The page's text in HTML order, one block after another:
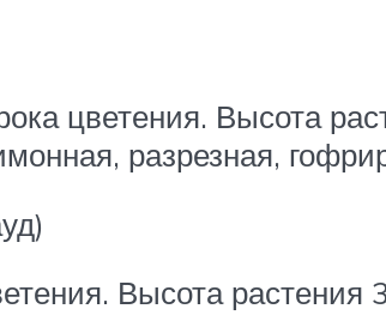
цветения. Высота
разрезная,
Высота